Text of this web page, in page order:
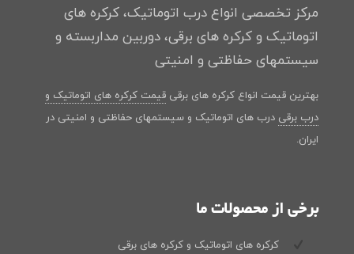
مرکز تخصصی انواع درب اتوماتیک، کرکره های
اتوماتیک و کرکره های برقی، دوربین مداربسته و
سیستمهای حفاظتی و امنیتی
بهترین قیمت انواع کرکره های برقی قیمت کرکره های اتوماتیک و
درب برقی درب های اتوماتیک و سیستمهای حفاظتی و امنیتی در
ایران.
برخی از محصولات ما
کرکره های اتوماتیک و کرکره های برقی